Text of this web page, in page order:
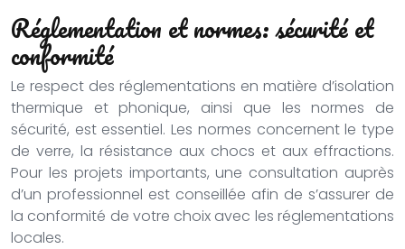
Réglementation et normes: sécurité et
conformité
Le respect des réglementations en matière d’isolation
thermique et phonique, ainsi que les normes de
sécurité, est essentiel. Les normes concernent le type
de verre, la résistance aux chocs et aux effractions.
Pour les projets importants, une consultation auprès
d’un professionnel est conseillée afin de s’assurer de
la conformité de votre choix avec les réglementations
locales.